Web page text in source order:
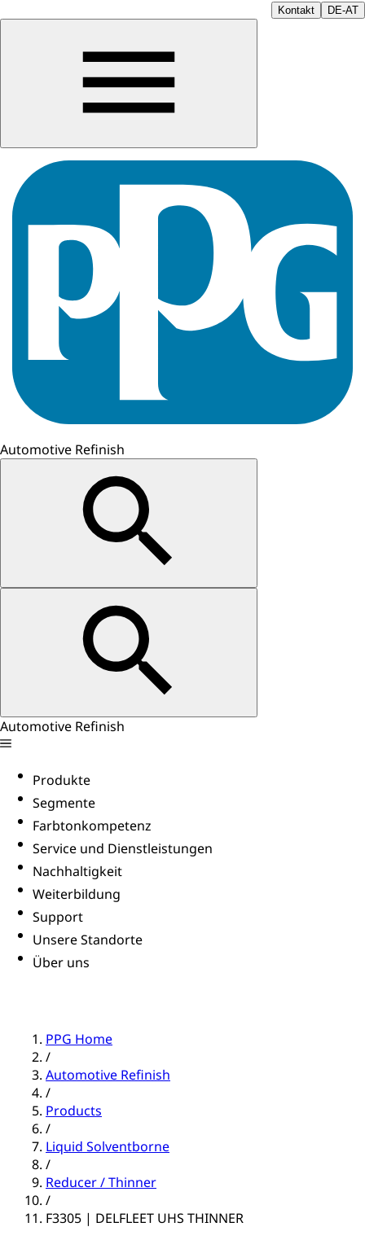
Kontakt DE-AT
Automotive Refinish
Automotive Refinish
Produkte
Segmente
Farbtonkompetenz
Service und Dienstleistungen
Nachhaltigkeit
Weiterbildung
Support
Unsere Standorte
Über uns
PPG Home
/
Automotive Refinish
/
Products
/
Liquid Solventborne
/
Reducer / Thinner
/
F3305 | DELFLEET UHS THINNER